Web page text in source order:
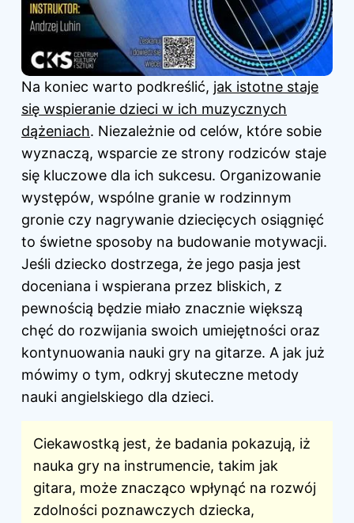
Na koniec warto podkreślić, jak istotne staje
się wspieranie dzieci w ich muzycznych
dążeniach. Niezależnie od celów, które sobie
wyznaczą, wsparcie ze strony rodziców staje
się kluczowe dla ich sukcesu. Organizowanie
występów, wspólne granie w rodzinnym
gronie czy nagrywanie dziecięcych osiągnięć
to świetne sposoby na budowanie motywacji.
Jeśli dziecko dostrzega, że jego pasja jest
doceniana i wspierana przez bliskich, z
pewnością będzie miało znacznie większą
chęć do rozwijania swoich umiejętności oraz
kontynuowania nauki gry na gitarze. A jak już
mówimy o tym, odkryj skuteczne metody
nauki angielskiego dla dzieci.
Ciekawostką jest, że badania pokazują, iż
nauka gry na instrumencie, takim jak
gitara, może znacząco wpłynąć na rozwój
zdolności poznawczych dziecka,